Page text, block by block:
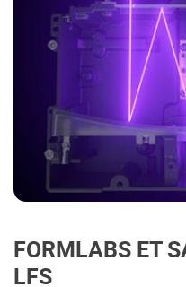
FORMLABS ET
LFS